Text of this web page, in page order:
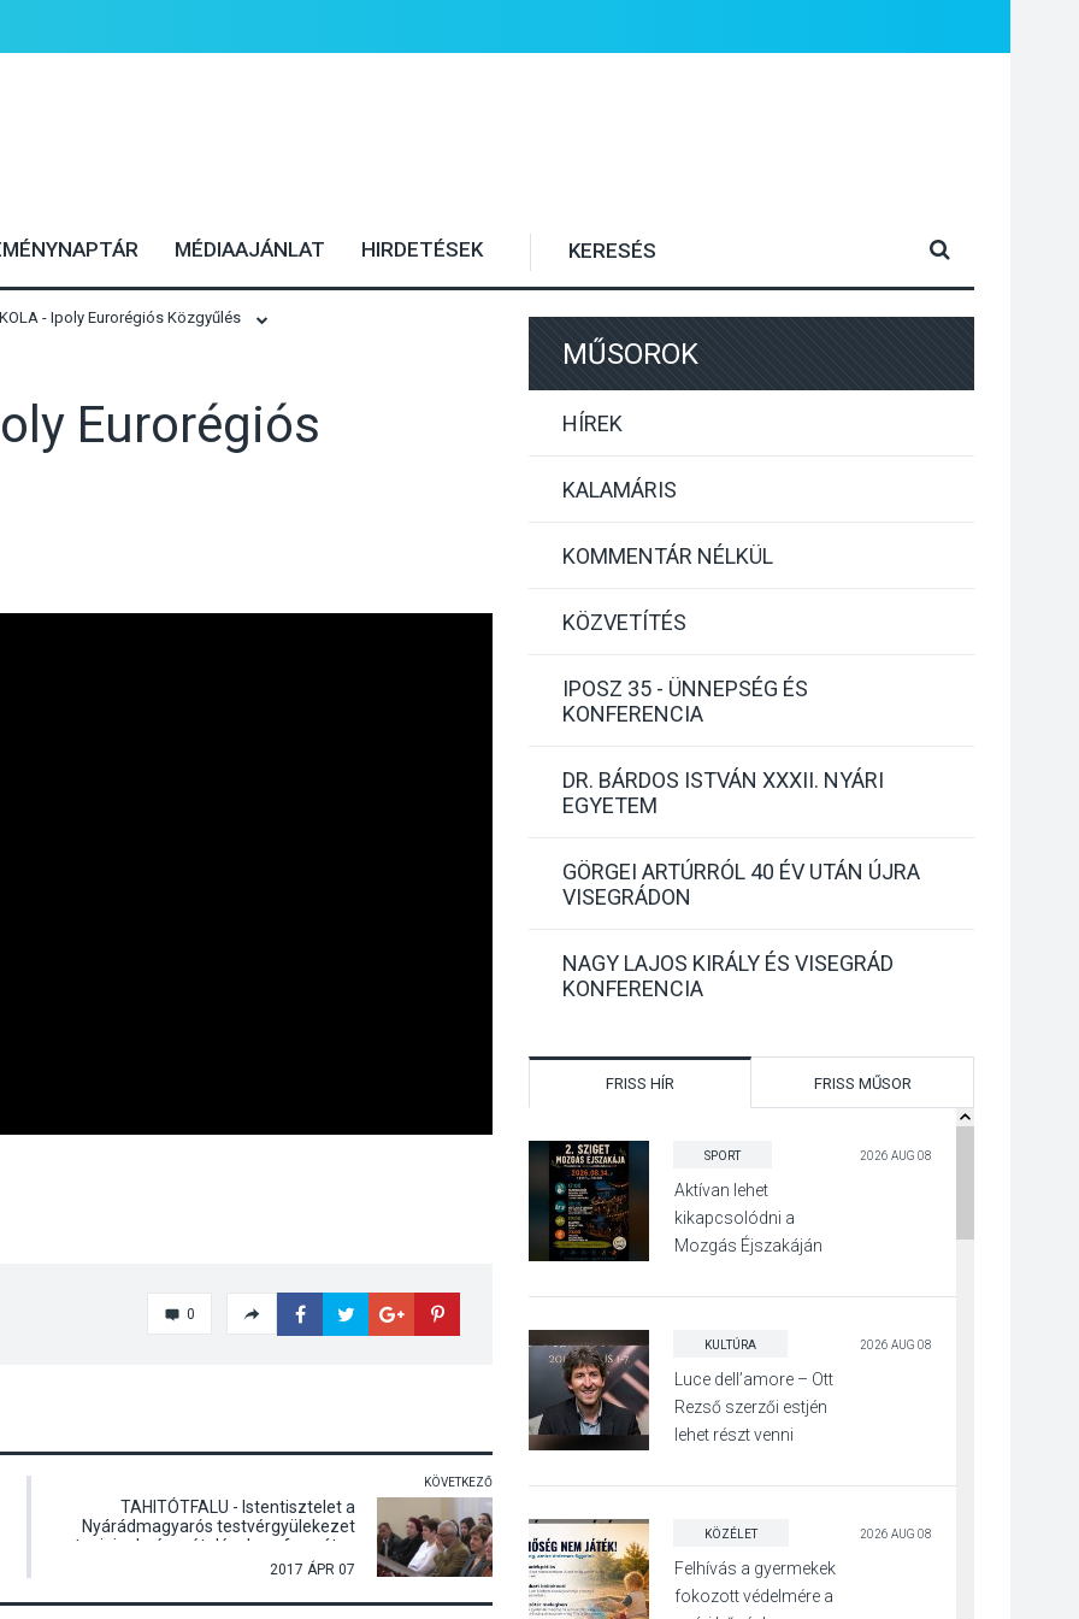
MÉDIAAJÁNLAT HIRDETÉSEK
- Ipoly Eurorégiós Közgyűlés
Eurorégiós
0
KÖVETKEZŐ
TAHITÓTFALU - Istentisztelet a
Nyárádmagyarós testvérgyülekezet
tagjainak részvételével a református
templomban
2017 ÁPR 07
MŰSOROK
HÍREK
KALAMÁRIS
KOMMENTÁR NÉLKÜL
KÖZVETÍTÉS
IPOSZ 35 - ÜNNEPSÉG ÉS
KONFERENCIA
DR. BÁRDOS ISTVÁN XXXII. NYÁRI
EGYETEM
GÖRGEI ARTÚRRÓL 40 ÉV UTÁN ÚJRA
VISEGRÁDON
NAGY LAJOS KIRÁLY ÉS VISEGRÁD
KONFERENCIA
FRISS HÍR FRISS MŰSOR
SPORT 2026 AUG 08
Aktívan lehet
kikapcsolódni a
Mozgás Éjszakáján
Surányban
KULTÚRA 2026 AUG 08
Luce dell’amore – Ott
Rezső szerzői estjén
lehet részt venni
KÖZÉLET 2026 AUG 08
Felhívás a gyermekek
fokozott védelmére a